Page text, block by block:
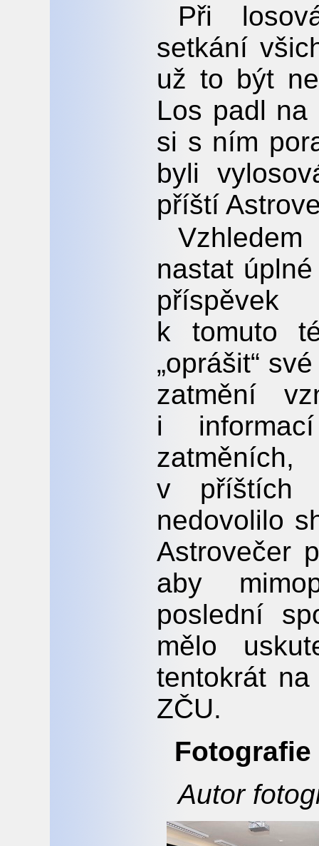
Při
setkání
už to být
Los padl na
si s ním
byli
příští
nastat
k tomuto
„oprášit“
zatmění
i
v příštích
nedovolilo
Astrovečer
aby
poslední
mělo
tentokrát
ZČU.
Fotografie
Autor